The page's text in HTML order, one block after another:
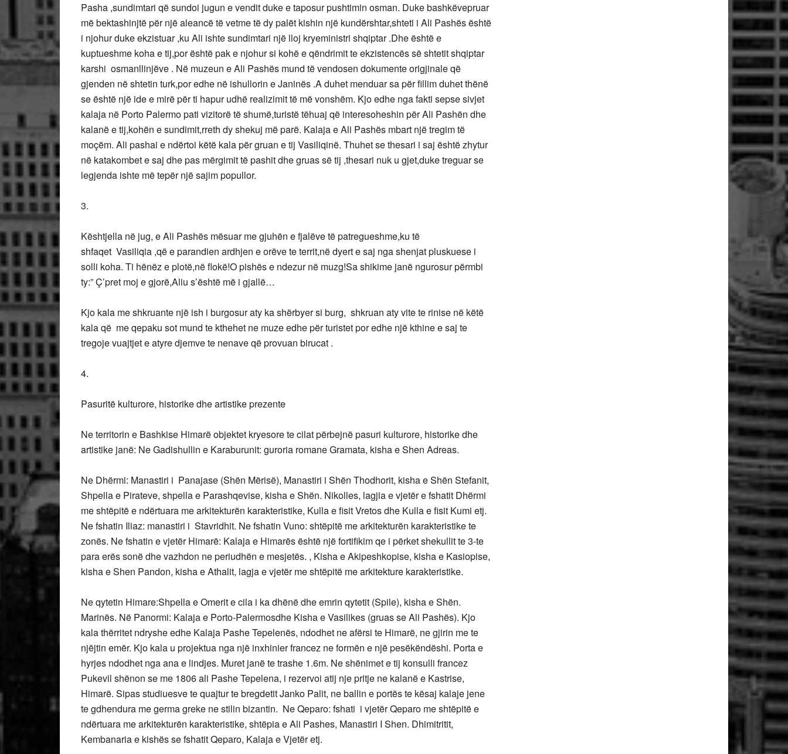
Pasha ,sundimtari që sundoi jugun e vendit duke e taposur pushtimin osman. Duke bashkëvepruar
më bektashinjtë për një aleancë të vetme të dy palët kishin një kundërshtar,shteti i Ali Pashës është
i njohur duke ekzistuar ,ku Ali ishte sundimtari një lloj kryeministri shqiptar .Dhe është e
kuptueshme koha e tij,por është pak e njohur si kohë e qëndrimit te ekzistencës së shtetit shqiptar
karshi osmanllinjëve . Në muzeun e Ali Pashës mund të vendosen dokumente origjinale që
gjenden në shtetin turk,por edhe në ishullorin e Janinës .A duhet menduar sa për fillim duhet thënë
se është një ide e mirë për ti hapur udhë realizimit të më vonshëm. Kjo edhe nga fakti sepse sivjet
kalaja në Porto Palermo pati vizitorë të shumë,turistë tëhuaj që interesoheshin për Ali Pashën dhe
kalanë e tij,kohën e sundimit,rreth dy shekuj më parë. Kalaja e Ali Pashës mbart një tregim të
moçëm. Ali pashai e ndërtoi këtë kala për gruan e tij Vasiliqinë. Thuhet se thesari i saj është zhytur
në katakombet e saj dhe pas mërgimit të pashit dhe gruas së tij ,thesari nuk u gjet,duke treguar se
legjenda ishte më tepër një sajim popullor.
3.
Kështjella në jug, e Ali Pashës mësuar me gjuhën e fjalëve të patregueshme,ku të
shfaqet Vasiliqia ,që e parandien ardhjen e orëve te territ,në dyert e saj nga shenjat pluskuese i
solli koha. Ti hënëz e plotë,në flokë!O pishës e ndezur në muzg!Sa shikime janë ngurosur përmbi
ty:” Ç’pret moj e gjorë,Aliu s’është më i gjallë…
Kjo kala me shkruante një ish i burgosur aty ka shërbyer si burg, shkruan aty vite te rinise në këtë
kala që me qepaku sot mund te kthehet ne muze edhe për turistet por edhe një kthine e saj te
tregoje vuajtjet e atyre djemve te nenave që provuan birucat .
4.
Pasuritë kulturore, historike dhe artistike prezente
Ne territorin e Bashkise Himarë objektet kryesore te cilat përbejnë pasuri kulturore, historike dhe
artistike janë: Ne Gadishullin e Karaburunit: guroria romane Gramata, kisha e Shen Adreas.
Ne Dhërmi: Manastiri i Panajase (Shën Mërisë), Manastiri i Shën Thodhorit, kisha e Shën Stefanit,
Shpella e Pirateve, shpella e Parashqevise, kisha e Shën. Nikolles, lagjia e vjetër e fshatit Dhërmi
me shtëpitë e ndërtuara me arkitekturën karakteristike, Kulla e fisit Vretos dhe Kulla e fisit Kumi etj.
Ne fshatin Iliaz: manastiri i Stavridhit. Ne fshatin Vuno: shtëpitë me arkitekturën karakteristike te
zonës. Ne fshatin e vjetër Himarë: Kalaja e Himarës është një fortifikim qe i përket shekullit te 3-te
para erës sonë dhe vazhdon ne periudhën e mesjetës. , Kisha e Akipeshkopise, kisha e Kasiopise,
kisha e Shen Pandon, kisha e Athalit, lagja e vjetër me shtëpitë me arkitekture karakteristike.
Ne qytetin Himare:Shpella e Omerit e cila i ka dhënë dhe emrin qytetit (Spile), kisha e Shën.
Marinës. Në Panormi: Kalaja e Porto-Palermosdhe Kisha e Vasilikes (gruas se Ali Pashës). Kjo
kala thërritet ndryshe edhe Kalaja Pashe Tepelenës, ndodhet ne afërsi te Himarë, ne gjirin me te
njëjtin emër. Kjo kala u projektua nga një inxhinier francez ne formën e një pesëkëndëshi. Porta e
hyrjes ndodhet nga ana e lindjes. Muret janë te trashe 1.6m. Ne shënimet e tij konsulli francez
Pukevil shënon se me 1806 ali Pashe Tepelena, i rezervoi atij nje pritje ne kalanë e Kastrise,
Himarë. Sipas studiuesve te quajtur te bregdetit Janko Palit, ne ballin e portës te kësaj kalaje jene
te gdhendura me germa greke ne stilin bizantin. Ne Qeparo: fshati i vjetër Qeparo me shtëpitë e
ndërtuara me arkitekturën karakteristike, shtëpia e Ali Pashes, Manastiri I Shen. Dhimitritit,
Kembanaria e kishës se fshatit Qeparo, Kalaja e Vjetër etj.